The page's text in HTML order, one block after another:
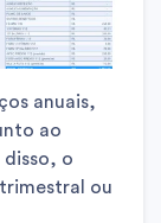
anuais,
ao
o
ou